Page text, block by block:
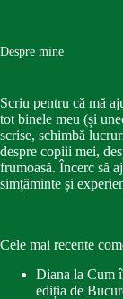
Despre mine
Scriu pentru că mă
tot binele meu (și
scrise, schimbă
despre copiii mei,
frumoasă. Încerc să
simțăminte și
Cele mai recente
Diana la Cum
ediția de